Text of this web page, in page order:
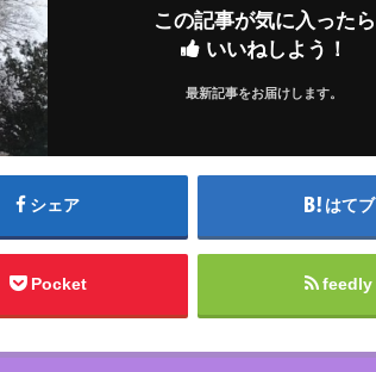
この記事が気に入ったら
いいねしよう！
最新記事をお届けします。
シェア はてブ
Pocket feedly